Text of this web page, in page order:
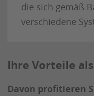
die sich gemäß
verschiedene
Ihre Vorteile
Davon profitieren